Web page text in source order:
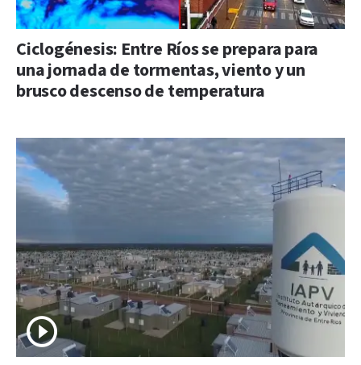
Ciclogénesis: Entre Ríos se prepara para
una jornada de tormentas, viento y un
brusco descenso de temperatura